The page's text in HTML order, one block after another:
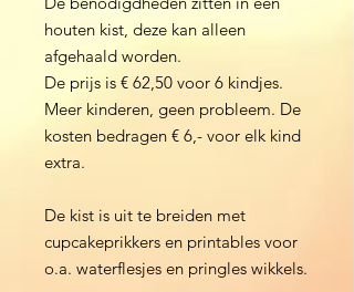
houten kist, deze kan alleen
afgehaald worden.
De prijs is € 62,50 voor 6 kindjes.
Meer kinderen, geen probleem. De
kosten bedragen € 6,- voor elk kind
extra.
De kist is uit te breiden met
cupcakeprikkers en printables voor
o.a. waterflesjes en pringles wikkels.